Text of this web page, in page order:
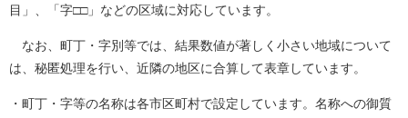
目」、「字□□」などの区域に対応しています。
なお、町丁・字別等では、結果数値が著しく小さい地域について
は、秘匿処理を行い、近隣の地区に合算して表章しています。
・町丁・字等の名称は各市区町村で設定しています。名称への御質